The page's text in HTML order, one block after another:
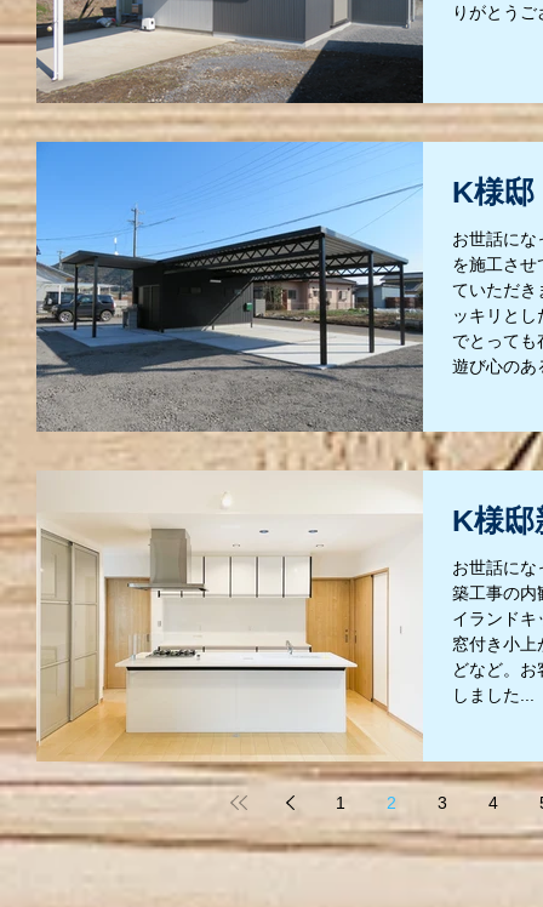
りがとう
K様
お世話にな
を施工させ
ていただ
ッキリと
でとっても
遊び心のあ
K様
お世話にな
築工事の
イランドキ
窓付き小上
どなど。
しました...
1 2 3 4